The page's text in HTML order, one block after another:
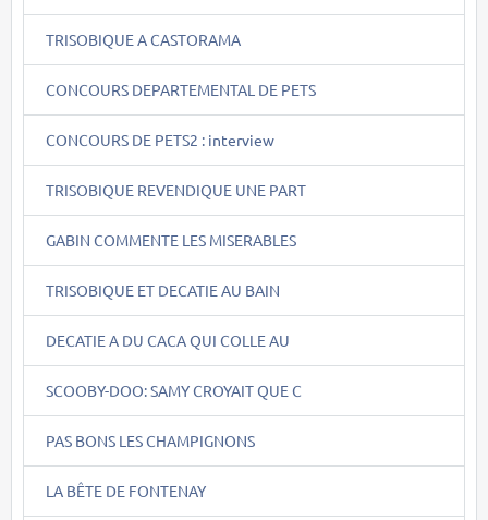
TRISOBIQUE A CASTORAMA
CONCOURS DEPARTEMENTAL DE PETS
CONCOURS DE PETS2 : interview
TRISOBIQUE REVENDIQUE UNE PART
GABIN COMMENTE LES MISERABLES
TRISOBIQUE ET DECATIE AU BAIN
DECATIE A DU CACA QUI COLLE AU
SCOOBY-DOO: SAMY CROYAIT QUE C
PAS BONS LES CHAMPIGNONS
LA BÊTE DE FONTENAY